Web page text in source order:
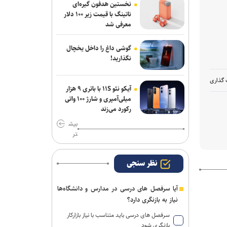
گذاری
معدنی مبتنی بر هوش مصنوعی
اعلام زمان فرآیند اسکان تابستانه
دانشجویان علوم پزشکی شهیدبهشتی
روز خبرنگار ایرانی و جنگ روایت با ترامپ
نصراللهی: خبرنگاران در کنار طرح مشکلات
مردم، راه‌حل‌ها و توفیقات را هم روایت
کنند
نخستین هدفون گیره‌ای
ناتینگ با قیمت زیر ۱۰۰ دلار
معرفی شد
گوشی داغ را داخل یخچال
نگذارید!
آیکو نئو ۱۱S با باتری ۹ هزار
میلی‌آمپری و شارژ ۱۰۰ واتی
رکورد می‌زند
بیش
تر
نظر سنجی
آیا سرفصل های درسی در مدارس و دانشگاه‌ها
نیاز به بازنگری دارد؟
سرفصل های درسی باید متناسب با نیاز بازارکار